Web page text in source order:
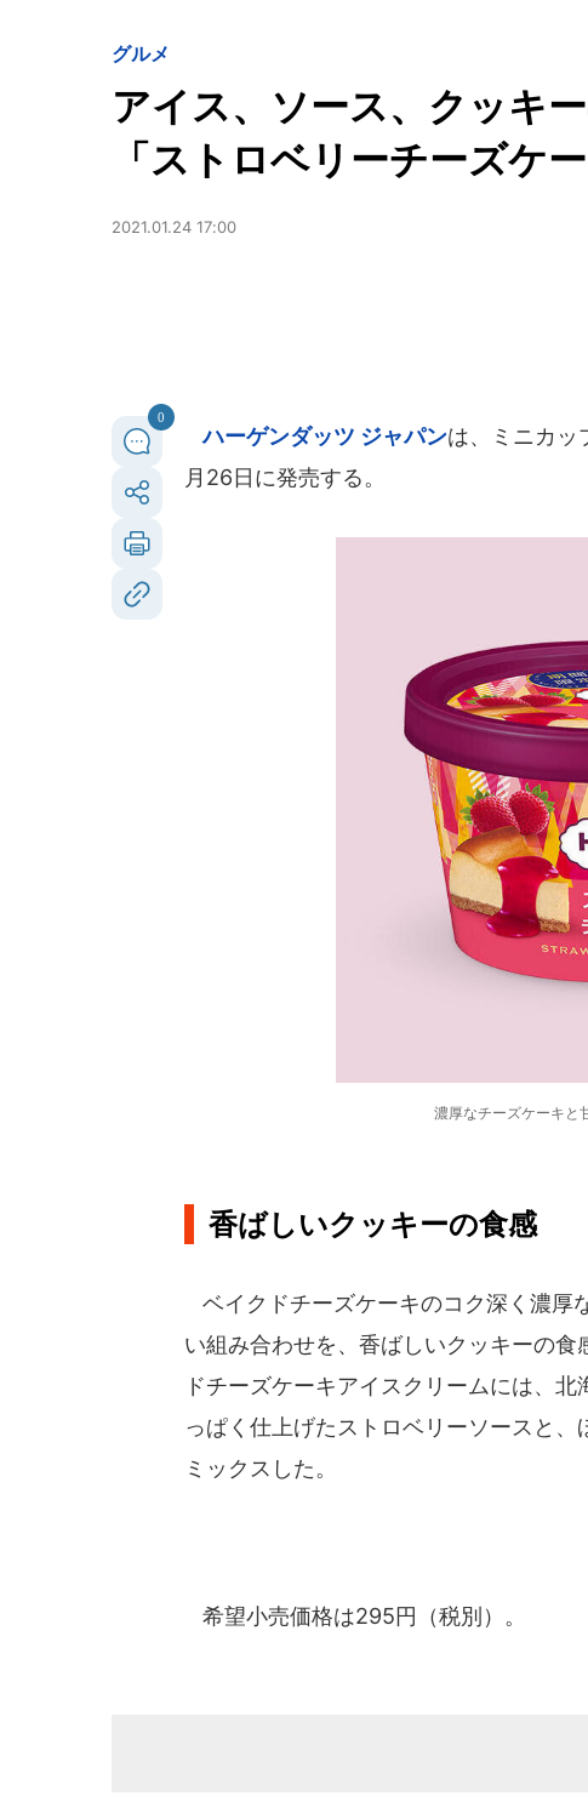
グルメ
アイス、ソース、クッキ
「ストロベリーチーズケー
2021.01.24 17:00
0
ハーゲンダッツ ジャパンは、ミニカッ
月26日に発売する。
濃厚なチーズケーキと
香ばしいクッキーの食感
ベイクドチーズケーキのコク深く濃厚
い組み合わせを、香ばしいクッキーの
ドチーズケーキアイスクリームには、
っぱく仕上げたストロベリーソースと
ミックスした。
希望小売価格は295円（税別）。